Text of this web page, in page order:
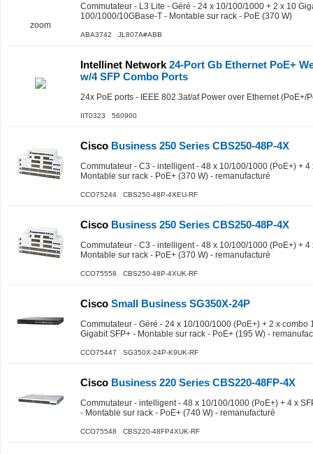
zoom
Commutateur - L3 Lite - Géré - 24 x 10/100/1000 + 2 x 10
100/1000/10GBase-T - Montable sur rack - PoE (370 W)
ABA3742 JL807A#ABB
Intellinet Network 24-Port Gb Ethernet PoE+
w/4 SFP Combo Ports
24x PoE ports - IEEE 802.3at/af Power over Ethernet (PoE+/
IIT0323 560900
Cisco Business 250 Series CBS250-48P-4X
Commutateur - C3 - intelligent - 48 x 10/100/1000 (PoE+) + 4
Montable sur rack - PoE+ (370 W) - remanufacturé
CCO75244 CBS250-48P-4XEU-RF
Cisco Business 250 Series CBS250-48P-4X
Commutateur - C3 - intelligent - 48 x 10/100/1000 (PoE+) + 4
Montable sur rack - PoE+ (370 W) - remanufacturé
CCO75558 CBS250-48P-4XUK-RF
Cisco Small Business SG350X-24P
Commutateur - Géré - 24 x 10/100/1000 (PoE+) + 2 x combo
Gigabit SFP+ - Montable sur rack - PoE+ (195 W) -
CCO75447 SG350X-24P-K9UK-RF
Cisco Business 220 Series CBS220-48FP-4X
Commutateur - intelligent - 48 x 10/100/1000 (PoE+) + 4 x
- Montable sur rack - PoE+ (740 W) - remanufacturé
CCO75548 CBS220-48FP4XUK-RF